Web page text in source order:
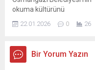
görev süresi boyunca
yaklaşık 1700 vatandaşa
istihdam sağlanmasına
okuma kültürünü
yaygınlaştırmak ve kültürel
birlikteliği artırmak amacıyla
Okuma etkinliğinde Dr.
Serkan Karaismailoğlu’nun
22.01.2026 0 26
Bir Yorum Yazın